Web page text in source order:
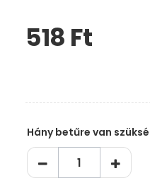
Kérem,
hagyja
518 Ft‎
Hány betűre van